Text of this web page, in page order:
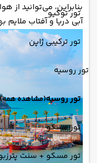
تور توکیو
تور ترکیبی ژاپن
تور روسیه
تور روسیه(مشاهده همه)
تور مسکو
تور مسکو + سنت
بنابراین، می‌توانید از
آبی دریا و آفتاب ملایم